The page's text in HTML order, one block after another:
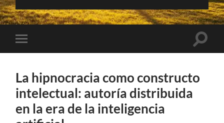
Alternar
el
móvil
La hipnocracia como constructo
intelectual: autoría distribuida
en la era de la inteligencia